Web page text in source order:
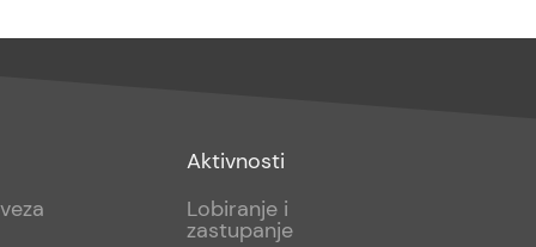
Footer
sub
Aktivnosti
Lobiranje i
zastupanje